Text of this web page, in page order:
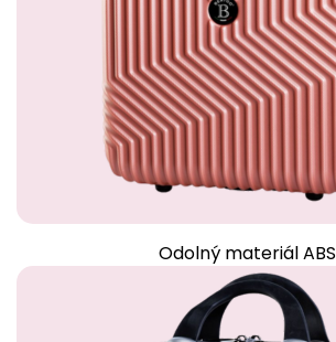
Odolný materiál ABS